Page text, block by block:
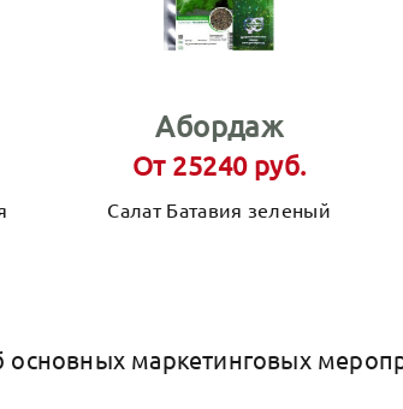
Абордаж
От 25240 руб.
Салат Батавия зеленый
маркетинговых